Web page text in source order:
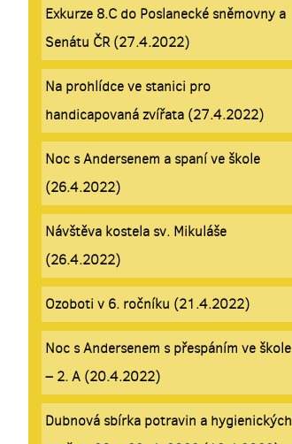
Exkurze 8.C do Poslanecké sněmovny a
Senátu ČR (27.4.2022)
Na prohlídce ve stanici pro
handicapovaná zvířata (27.4.2022)
Noc s Andersenem a spaní ve škole
(26.4.2022)
Návštěva kostela sv. Mikuláše
(26.4.2022)
Ozoboti v 6. ročníku (21.4.2022)
Noc s Andersenem s přespáním ve škole
– 2. A (20.4.2022)
Dubnová sbírka potravin a hygienických